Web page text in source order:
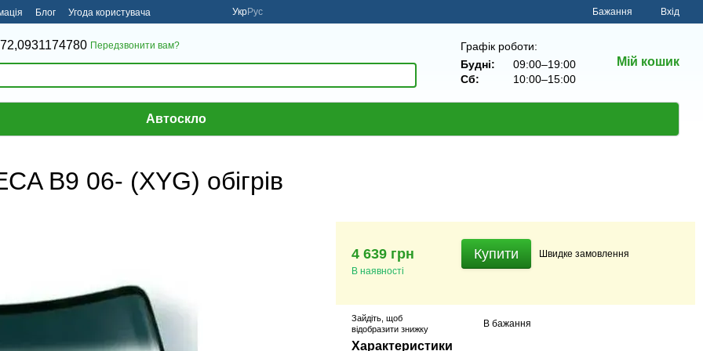
Блог Угода користувача УкрРус Бажання Вхід
0931174780 Передзвонити вам?
Графік роботи:
Будні:
09:00–19:00
Сб:
10:00–15:00
Мій кошик
Автоскло
B9 06- (XYG) обігрів
4 639 грн
В наявності
Купити Швидке замовлення
Зайдіть , щоб
відобразити знижку
В бажання
Характеристики